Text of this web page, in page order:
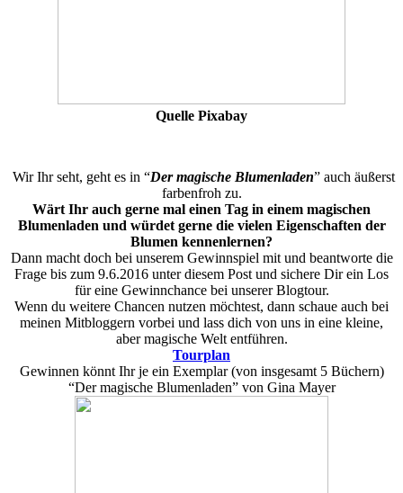
Quelle Pixabay
Wir Ihr seht, geht es in “Der magische Blumenladen” auch äußerst
farbenfroh zu.
Wärt Ihr auch gerne mal einen Tag in einem magischen
Blumenladen und würdet gerne die vielen Eigenschaften der
Blumen kennenlernen?
Dann macht doch bei unserem Gewinnspiel mit und beantworte die
Frage bis zum 9.6.2016 unter diesem Post und sichere Dir ein Los
für eine Gewinnchance bei unserer Blogtour.
Wenn du weitere Chancen nutzen möchtest, dann schaue auch bei
meinen Mitbloggern vorbei und lass dich von uns in eine kleine,
aber magische Welt entführen.
Tourplan
Gewinnen könnt Ihr je ein Exemplar (von insgesamt 5 Büchern)
“Der magische Blumenladen” von Gina Mayer